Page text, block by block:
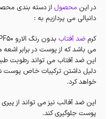
در این محصول از دسته بندی
دانیالی می پردازیم به :
کرمضد آفتاب
می باشد که از پوست در برابر
این ضد آفتاب می تواند رطوبت
دلیل داشتن ترکیبات خاص پوست
خواهد کرد.
این ضد آفالب نیز می تواند از
پوست جلوگیری کند.